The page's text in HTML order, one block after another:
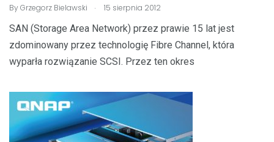
ByGrzegorz Bielawski . 15 sierpnia 2012
SAN (Storage Area Network) przez prawie 15 lat jest
zdominowany przez technologię Fibre Channel, która
wyparła rozwiązanie SCSI. Przez ten okres